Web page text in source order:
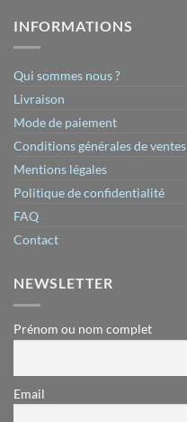
INFORMATIONS
Qui sommes nous ?
Livraison
Mode de paiement
Conditions générales de ventes
Mentions légales
Politique de confidentialité
FAQ
Contact
NEWSLETTER
Prénom ou nom complet
Email